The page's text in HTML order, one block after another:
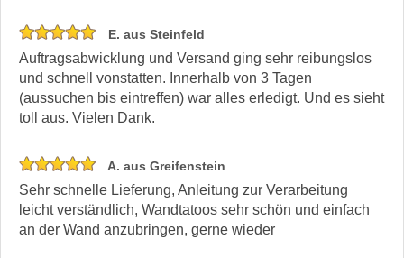
E. aus Steinfeld
Auftragsabwicklung und Versand ging sehr reibungslos
und schnell vonstatten. Innerhalb von 3 Tagen
(aussuchen bis eintreffen) war alles erledigt. Und es sieht
toll aus. Vielen Dank.
A. aus Greifenstein
Sehr schnelle Lieferung, Anleitung zur Verarbeitung
leicht verständlich, Wandtatoos sehr schön und einfach
an der Wand anzubringen, gerne wieder